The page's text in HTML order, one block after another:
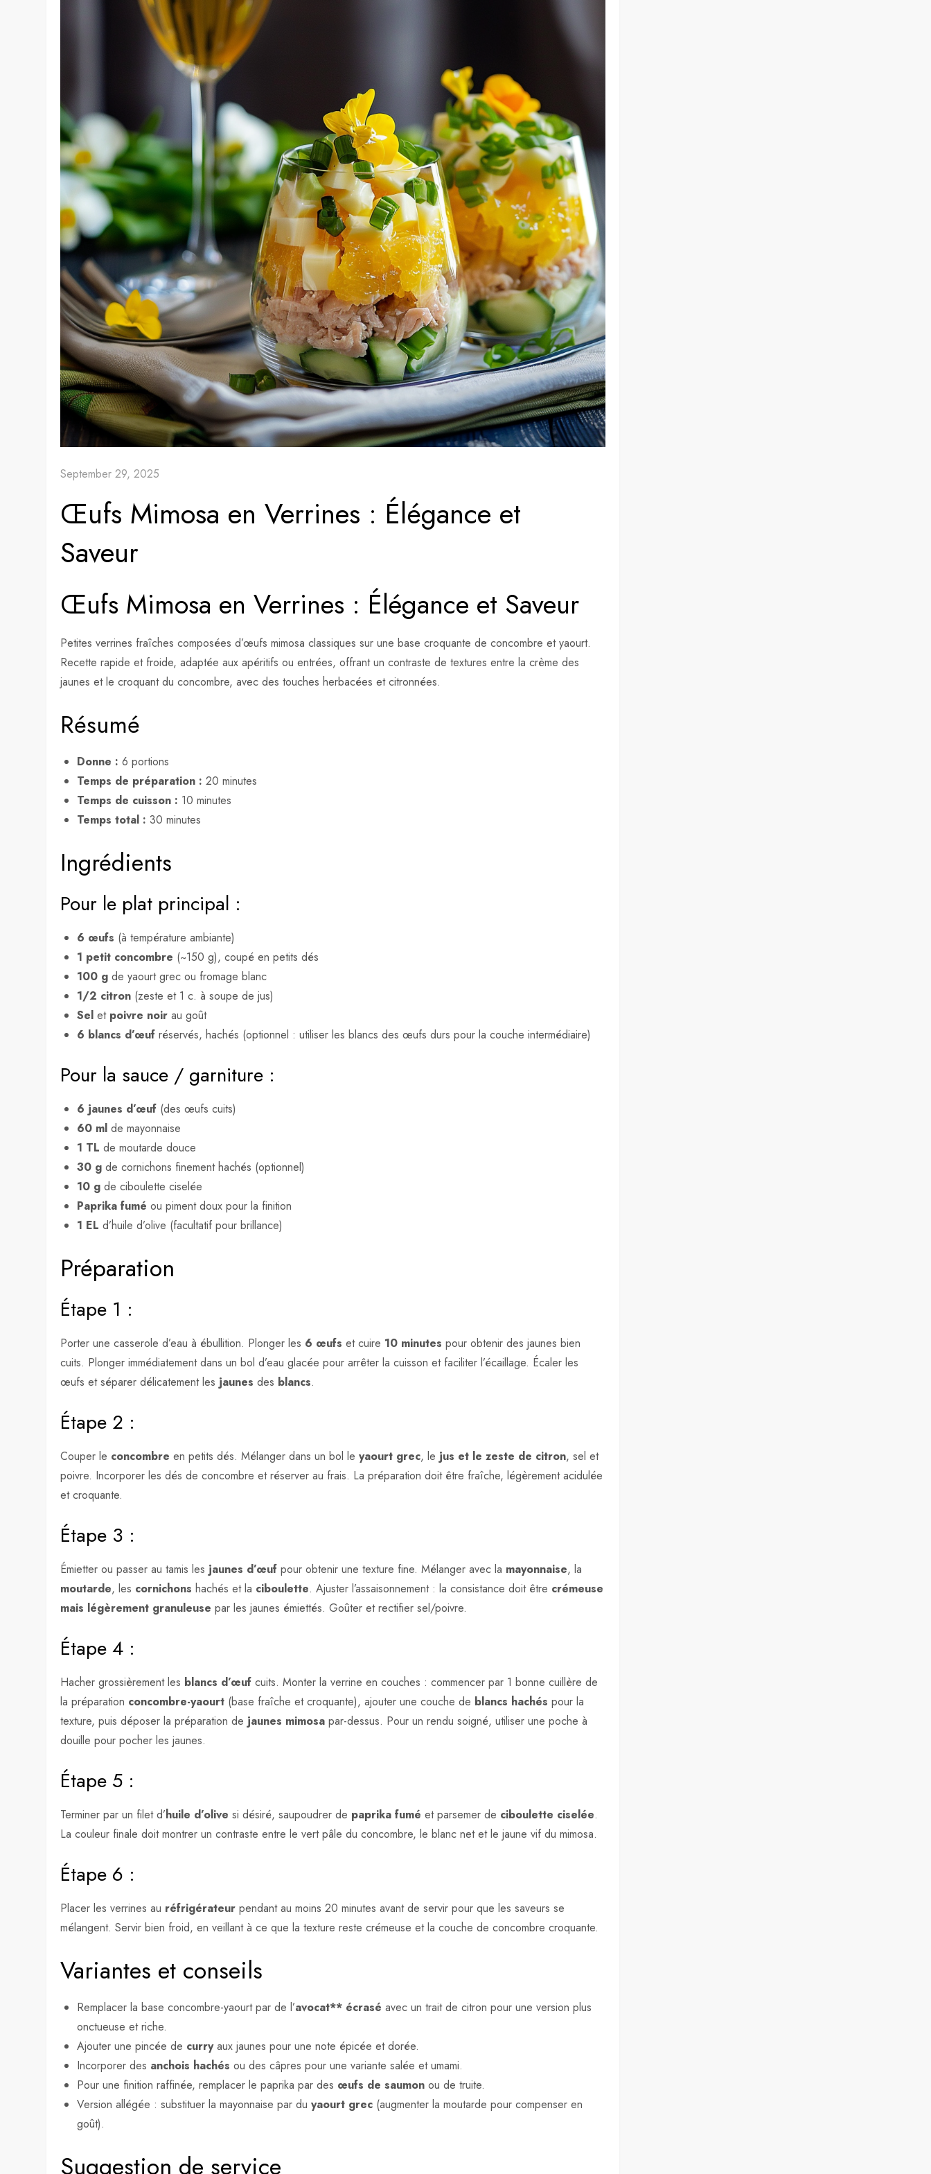
September 29, 2025
Œufs Mimosa en Verrines : Élégance et
Saveur
Œufs Mimosa en Verrines : Élégance et Saveur
Petites verrines fraîches composées d’œufs mimosa classiques sur une base croquante de concombre et yaourt.
Recette rapide et froide, adaptée aux apéritifs ou entrées, offrant un contraste de textures entre la crème des
jaunes et le croquant du concombre, avec des touches herbacées et citronnées.
Résumé
Donne : 6 portions
Temps de préparation : 20 minutes
Temps de cuisson : 10 minutes
Temps total : 30 minutes
Ingrédients
Pour le plat principal :
6 œufs (à température ambiante)
1 petit concombre (~150 g), coupé en petits dés
100 g de yaourt grec ou fromage blanc
1/2 citron (zeste et 1 c. à soupe de jus)
Sel et poivre noir au goût
6 blancs d’œuf réservés, hachés (optionnel : utiliser les blancs des œufs durs pour la couche intermédiaire)
Pour la sauce / garniture :
6 jaunes d’œuf (des œufs cuits)
60 ml de mayonnaise
1 TL de moutarde douce
30 g de cornichons finement hachés (optionnel)
10 g de ciboulette ciselée
Paprika fumé ou piment doux pour la finition
1 EL d’huile d’olive (facultatif pour brillance)
Préparation
Étape 1 :
Porter une casserole d’eau à ébullition. Plonger les 6 œufs et cuire 10 minutes pour obtenir des jaunes bien
cuits. Plonger immédiatement dans un bol d’eau glacée pour arrêter la cuisson et faciliter l’écaillage. Écaler les
œufs et séparer délicatement les jaunes des blancs.
Étape 2 :
Couper le concombre en petits dés. Mélanger dans un bol leyaourt grec, le jus et le zeste de citron, sel et
poivre. Incorporer les dés de concombre et réserver au frais. La préparation doit être fraîche, légèrement acidulée
et croquante.
Étape 3 :
Émietter ou passer au tamis les jaunes d’œuf pour obtenir une texture fine. Mélanger avec la mayonnaise, la
moutarde, les cornichons hachés et la ciboulette. Ajuster l’assaisonnement : la consistance doit être crémeuse
mais légèrement granuleuse par les jaunes émiettés. Goûter et rectifier sel/poivre.
Étape 4 :
Hacher grossièrement les blancs d’œuf cuits. Monter la verrine en couches : commencer par 1 bonne cuillère de
la préparation concombre-yaourt (base fraîche et croquante), ajouter une couche de blancs hachés pour la
texture, puis déposer la préparation de jaunes mimosa par-dessus. Pour un rendu soigné, utiliser une poche à
douille pour pocher les jaunes.
Étape 5 :
Terminer par un filet d’huile d’olive si désiré, saupoudrer de paprika fumé et parsemer de ciboulette ciselée.
La couleur finale doit montrer un contraste entre le vert pâle du concombre, le blanc net et le jaune vif du mimosa.
Étape 6 :
Placer les verrines au réfrigérateur pendant au moins 20 minutes avant de servir pour que les saveurs se
mélangent. Servir bien froid, en veillant à ce que la texture reste crémeuse et la couche de concombre croquante.
Variantes et conseils
Remplacer la base concombre-yaourt par de l’avocat** écrasé avec un trait de citron pour une version plus
onctueuse et riche.
Ajouter une pincée de curryaux jaunes pour une note épicée et dorée.
Incorporer des anchois hachés ou des câpres pour une variante salée et umami.
Pour une finition raffinée, remplacer le paprika par des œufs de saumon ou de truite.
Version allégée : substituer la mayonnaise par duyaourt grec (augmenter la moutarde pour compenser en
goût).
Suggestion de service